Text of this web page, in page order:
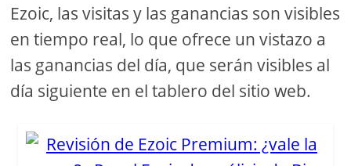
Ezoic, las visitas y las ganancias son visibles
en tiempo real, lo que ofrece un vistazo a
las ganancias del día, que serán visibles al
día siguiente en el tablero del sitio web.